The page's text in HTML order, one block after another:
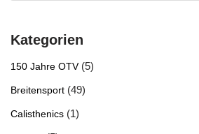
Kategorien
150 Jahre OTV(5)
Breitensport (49)
Calisthenics (1)